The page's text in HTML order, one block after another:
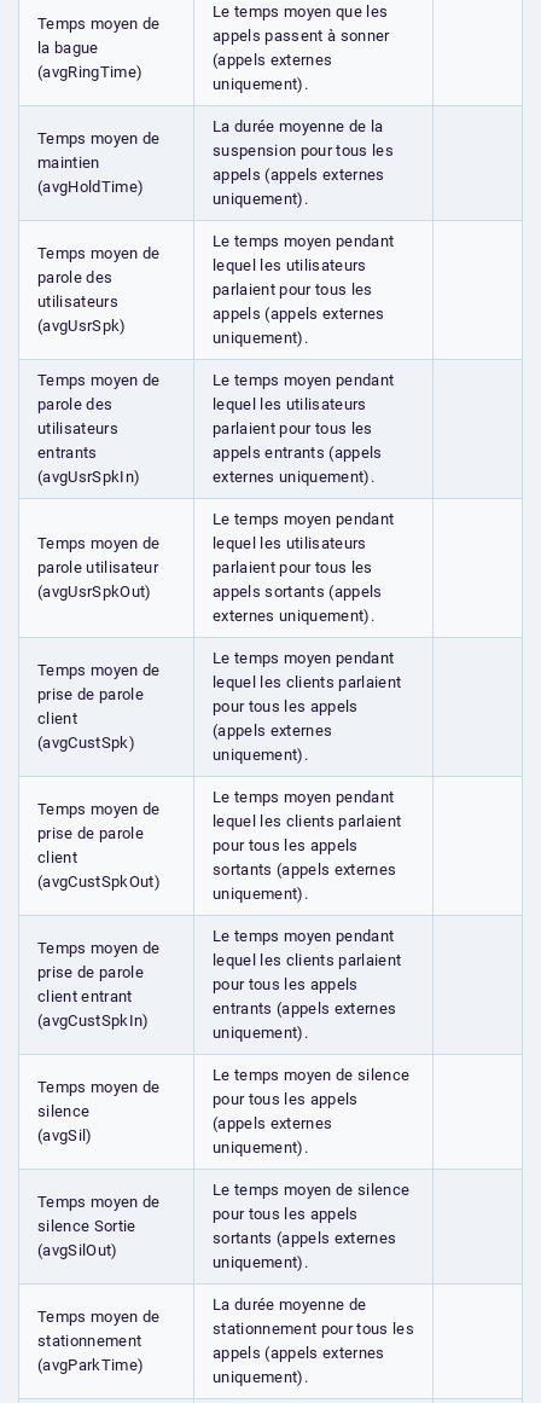
Temps moyen de
la bague
(avgRingTime)
Le temps moyen que les
appels passent à sonner
(appels externes
uniquement).
Temps moyen de
maintien
(avgHoldTime)
La durée moyenne de la
suspension pour tous les
appels (appels externes
uniquement).
Temps moyen de
parole des
utilisateurs
(avgUsrSpk)
Le temps moyen pendant
lequel les utilisateurs
parlaient pour tous les
appels (appels externes
uniquement).
Temps moyen de
parole des
utilisateurs
entrants
(avgUsrSpkIn)
Le temps moyen pendant
lequel les utilisateurs
parlaient pour tous les
appels entrants (appels
externes uniquement).
Temps moyen de
parole utilisateur
(avgUsrSpkOut)
Le temps moyen pendant
lequel les utilisateurs
parlaient pour tous les
appels sortants (appels
externes uniquement).
Temps moyen de
prise de parole
client
(avgCustSpk)
Le temps moyen pendant
lequel les clients parlaient
pour tous les appels
(appels externes
uniquement).
Temps moyen de
prise de parole
client
(avgCustSpkOut)
Le temps moyen pendant
lequel les clients parlaient
pour tous les appels
sortants (appels externes
uniquement).
Temps moyen de
prise de parole
client entrant
(avgCustSpkIn)
Le temps moyen pendant
lequel les clients parlaient
pour tous les appels
entrants (appels externes
uniquement).
Temps moyen de
silence
(avgSil)
Le temps moyen de silence
pour tous les appels
(appels externes
uniquement).
Temps moyen de
silence Sortie
(avgSilOut)
Le temps moyen de silence
pour tous les appels
sortants (appels externes
uniquement).
Temps moyen de
stationnement
(avgParkTime)
La durée moyenne de
stationnement pour tous les
appels (appels externes
uniquement).